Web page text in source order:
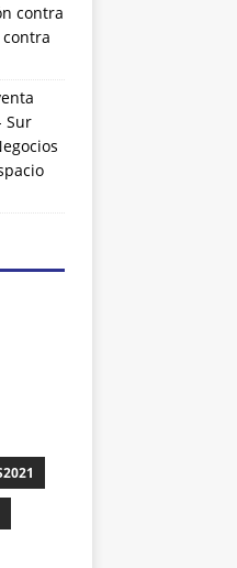
contra
Sur